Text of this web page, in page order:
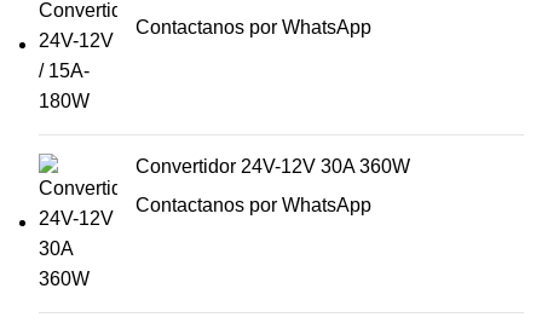
Contactanos por WhatsApp
Convertidor 24V-12V 30A 360W
Contactanos por WhatsApp